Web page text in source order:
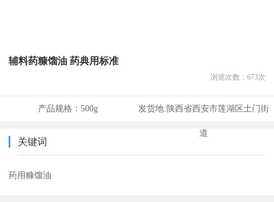
辅料药糠馏油 药典用标准
浏览次数： 673次
产品规格： 500g 发货地:陕西省西安市莲湖区土门街
道
关键词
药用糠馏油